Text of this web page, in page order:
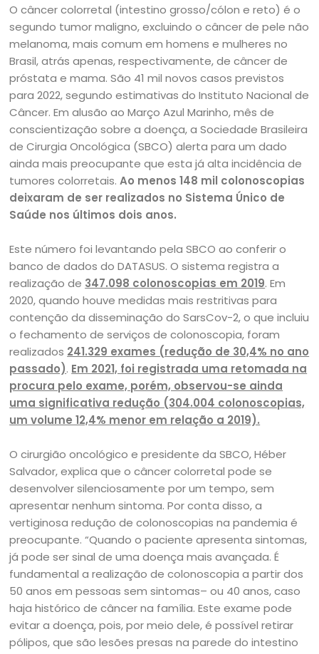
O câncer colorretal (intestino grosso/cólon e reto) é o
segundo tumor maligno, excluindo o câncer de pele não
melanoma, mais comum em homens e mulheres no
Brasil, atrás apenas, respectivamente, de câncer de
próstata e mama. São 41 mil novos casos previstos
para 2022, segundo estimativas do Instituto Nacional de
Câncer. Em alusão ao Março Azul Marinho, mês de
conscientização sobre a doença, a Sociedade Brasileira
de Cirurgia Oncológica (SBCO) alerta para um dado
ainda mais preocupante que esta já alta incidência de
tumores colorretais.Ao menos 148 mil colonoscopias
deixaram de ser realizados no Sistema Único de
Saúde nos últimos dois anos.
Este número foi levantando pela SBCO ao conferir o
banco de dados do DATASUS. O sistema registra a
realização de 347.098 colonoscopias em 2019. Em
2020, quando houve medidas mais restritivas para
contenção da disseminação do SarsCov-2, o que incluiu
o fechamento de serviços de colonoscopia, foram
realizados 241.329 exames (redução de 30,4% no ano
passado). Em 2021, foi registrada uma retomada na
procura pelo exame, porém, observou-se ainda
uma significativa redução (304.004 colonoscopias,
um volume 12,4% menor em relação a 2019).
O cirurgião oncológico e presidente da SBCO, Héber
Salvador, explica que o câncer colorretal pode se
desenvolver silenciosamente por um tempo, sem
apresentar nenhum sintoma. Por conta disso, a
vertiginosa redução de colonoscopias na pandemia é
preocupante. “Quando o paciente apresenta sintomas,
já pode ser sinal de uma doença mais avançada. É
fundamental a realização de colonoscopia a partir dos
50 anos em pessoas sem sintomas– ou 40 anos, caso
haja histórico de câncer na família. Este exame pode
evitar a doença, pois, por meio dele, é possível retirar
pólipos, que são lesões presas na parede do intestino